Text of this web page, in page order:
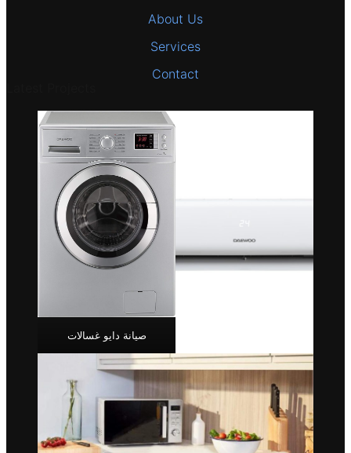
About Us
Services
Contact
صيانة دايو غسالات